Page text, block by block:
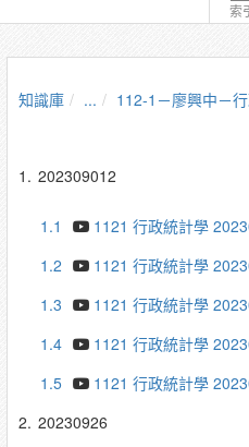
索
知識庫 ... 112-1－廖興中－
1. 202309012
1.1
1121 行政統計學
1.2
1121 行政統計學
1.3
1121 行政統計學
1.4
1121 行政統計學
1.5
1121 行政統計學
2. 20230926